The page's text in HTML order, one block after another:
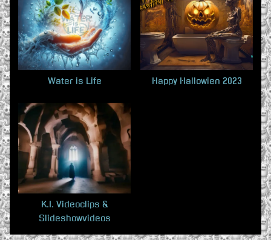
u
s
P
o
:
o
s
t
:
Water is Life Happy Hallowien 2023
K.I. Videoclips &
Slideshowvideos